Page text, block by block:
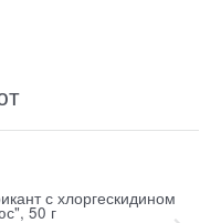
с хлоргескидином
50 г